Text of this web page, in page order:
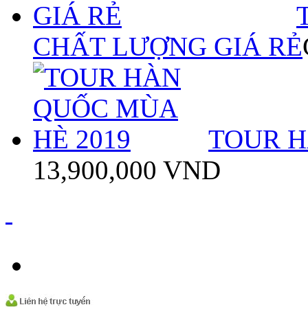
CHẤT LƯỢNG GIÁ RẺ
TOUR
13,900,000 VND